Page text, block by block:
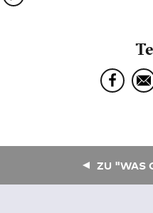
ZU "WAS